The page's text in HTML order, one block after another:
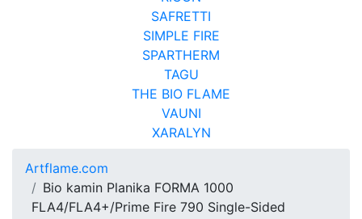
SAFRETTI
SIMPLE FIRE
SPARTHERM
TAGU
THE BIO FLAME
VAUNI
XARALYN
Artflame.com
Bio kamin Planika FORMA 1000
FLA4/FLA4+/Prime Fire 790 Single-Sided